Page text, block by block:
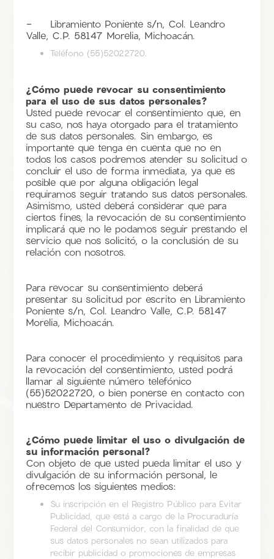
- Libramiento Poniente s/n, Col. Leandro
Valle, C.P. 58147 Morelia, Michoacán.
Teléfono (55)52022720.
¿Cómo puede revocar su consentimiento
para el uso de sus datos personales?
Usted puede revocar el consentimiento que, en
su caso, nos haya otorgado para el tratamiento
de sus datos personales. Sin embargo, es
importante que tenga en cuenta que no en
todos los casos podremos atender su solicitud o
concluir el uso de forma inmediata, ya que es
posible que por alguna obligación legal
requiramos seguir tratando sus datos personales.
Asimismo, usted deberá considerar que para
ciertos fines, la revocación de su consentimiento
implicará que no le podamos seguir prestando el
servicio que nos solicitó, o la conclusión de su
relación con nosotros.
Para revocar su consentimiento deberá
presentar su solicitud por escrito en Libramiento
Poniente s/n, Col. Leandro Valle, C.P. 58147
Morelia, Michoacán.
Para conocer el procedimiento y requisitos para
la revocación del consentimiento, usted podrá
llamar al siguiente número telefónico
(55)52022720, o bien ponerse en contacto con
nuestro Departamento de Privacidad.
¿Cómo puede limitar el uso o divulgación de
su información personal?
Con objeto de que usted pueda limitar el uso y
divulgación de su información personal, le
ofrecemos los siguientes medios:
Su inscripción en el Registro Público para Evitar
Publicidad, que está a cargo de la Procuraduría
Federal del Consumidor, con la finalidad de que
sus datos personales no sean utilizados para
recibir publicidad o promociones de empresas